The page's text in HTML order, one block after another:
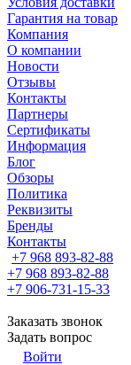
Гарантия на товар
Компания
О компании
Новости
Отзывы
Контакты
Партнеры
Сертификаты
Информация
Блог
Обзоры
Политика
Реквизиты
Бренды
Контакты
+7 968 893-82-88
+7 968 893-82-88
+7 906-731-15-33
Заказать звонок
Задать вопрос
Войти